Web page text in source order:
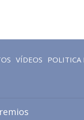
VÍDEOS ABRE
POLITICA